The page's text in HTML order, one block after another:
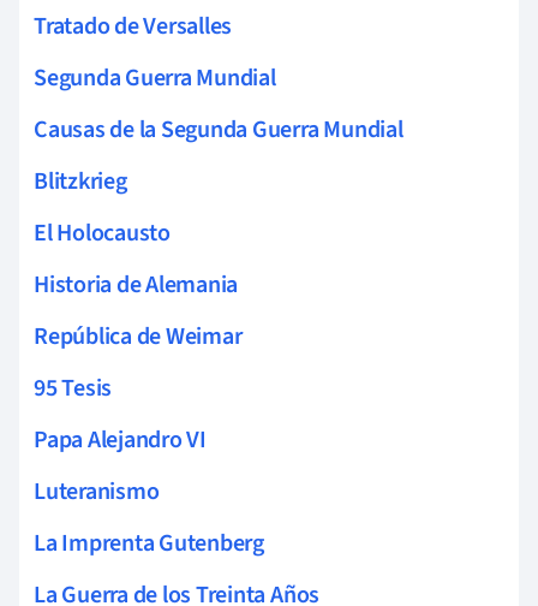
Tratado de Versalles
Segunda Guerra Mundial
Causas de la Segunda Guerra Mundial
Blitzkrieg
El Holocausto
Historia de Alemania
República de Weimar
95 Tesis
Papa Alejandro VI
Luteranismo
La Imprenta Gutenberg
La Guerra de los Treinta Años